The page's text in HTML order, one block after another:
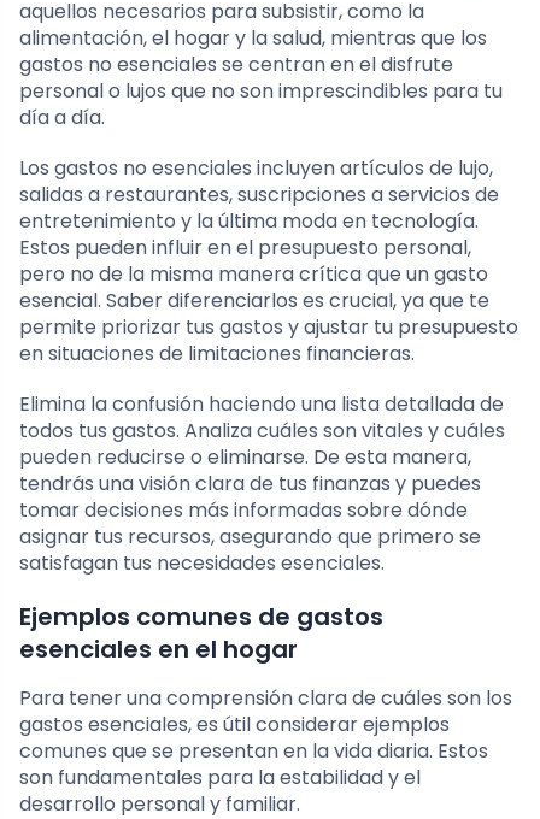
aquellos necesarios para subsistir, como la
alimentación, el hogar y la salud, mientras que los
gastos no esenciales se centran en el disfrute
personal o lujos que no son imprescindibles para tu
día a día.
Los gastos no esenciales incluyen artículos de lujo,
salidas a restaurantes, suscripciones a servicios de
entretenimiento y la última moda en tecnología.
Estos pueden influir en el presupuesto personal,
pero no de la misma manera crítica que un gasto
esencial. Saber diferenciarlos es crucial, ya que te
permite priorizar tus gastos y ajustar tu presupuesto
en situaciones de limitaciones financieras.
Elimina la confusión haciendo una lista detallada de
todos tus gastos. Analiza cuáles son vitales y cuáles
pueden reducirse o eliminarse. De esta manera,
tendrás una visión clara de tus finanzas y puedes
tomar decisiones más informadas sobre dónde
asignar tus recursos, asegurando que primero se
satisfagan tus necesidades esenciales.
Ejemplos comunes de gastos
esenciales en el hogar
Para tener una comprensión clara de cuáles son los
gastos esenciales, es útil considerar ejemplos
comunes que se presentan en la vida diaria. Estos
son fundamentales para la estabilidad y el
desarrollo personal y familiar.